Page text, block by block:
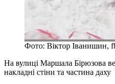
Фото: Віктор Іванишин,
На вулиці Маршала Бірюзова
накладні стіни та частина даху